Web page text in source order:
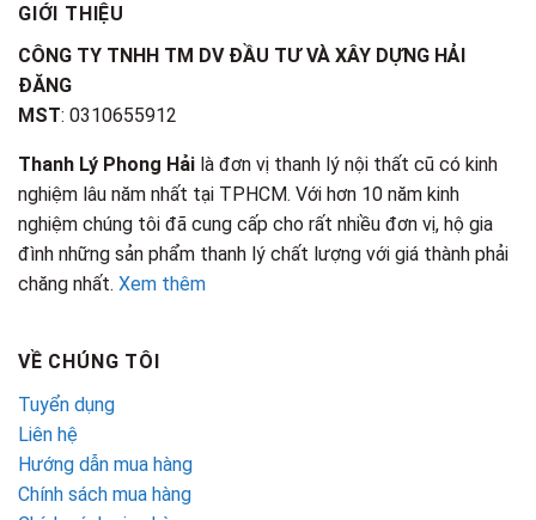
GIỚI THIỆU
CÔNG TY TNHH TM DV ĐẦU TƯ VÀ XÂY DỰNG HẢI
ĐĂNG
MST: 0310655912
Thanh Lý Phong Hải là đơn vị thanh lý nội thất cũ có kinh
nghiệm lâu năm nhất tại TPHCM. Với hơn 10 năm kinh
nghiệm chúng tôi đã cung cấp cho rất nhiều đơn vị, hộ gia
đình những sản phẩm thanh lý chất lượng với giá thành phải
chăng nhất. Xem thêm
VỀ CHÚNG TÔI
Tuyển dụng
Liên hệ
Hướng dẫn mua hàng
Chính sách mua hàng